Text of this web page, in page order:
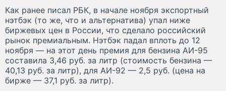
Как ранее писал РБК, в начале ноября экспортный
нэтбэк (то же, что и альтернатива) упал ниже
биржевых цен в России, что сделало российский
рынок премиальным. Нэтбэк падал вплоть до 12
ноября — на этот день премия для бензина АИ-95
составила 3,46 руб. за литр (стоимость бензина —
40,13 руб. за литр), для АИ-92 — 2,5 руб. (цена на
бирже — 37,1 руб. за литр).